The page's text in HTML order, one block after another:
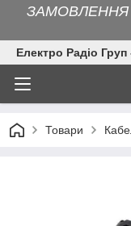
Електро Радіо Груп
Товари